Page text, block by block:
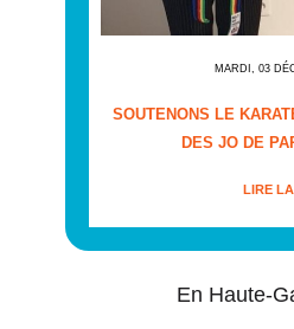
MARDI, 03
SOUTENONS LE
DES JO DE
LIRE
En Haute-